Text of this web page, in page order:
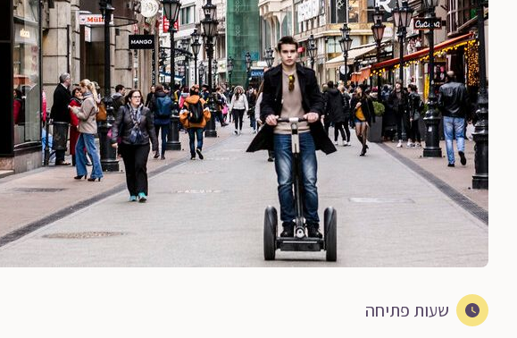
שעות פתיחה